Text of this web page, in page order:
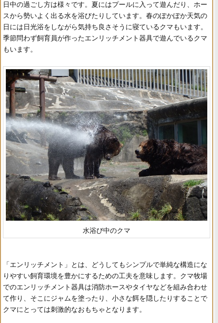
日中の過ごし方は様々です。夏にはプールに入って遊んだり、ホー
スから勢いよく出る水を浴びたりしています。春のぽかぽか天気の
日には日光浴をしながら気持ち良さそうに寝ているクマもいます。
季節問わず飼育員が作ったエンリッチメント器具で遊んでいるクマ
もいます。
水浴び中のクマ
「エンリッチメント」とは、どうしてもシンプルで単純な構造にな
りやすい飼育環境を豊かにするための工夫を意味します。クマ牧場
でのエンリッチメント器具は消防ホースやタイヤなどを組み合わせ
て作り、そこにジャムを塗ったり、小さな餌を隠したりすることで
クマにとっては刺激的なおもちゃとなります。